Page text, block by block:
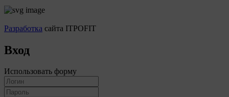
Разработка сайта ITPOFIT
Вход
Использовать форму